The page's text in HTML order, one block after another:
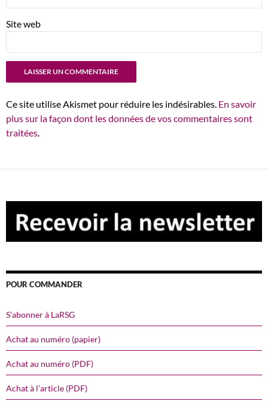
Site web
Ce site utilise Akismet pour réduire les indésirables. En savoir
plus sur la façon dont les données de vos commentaires sont
traitées.
POUR COMMANDER
S’abonner à LaRSG
Achat au numéro (papier)
Achat au numéro (PDF)
Achat à l’article (PDF)